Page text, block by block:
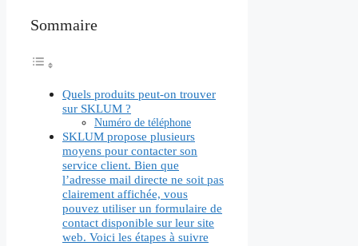
Sommaire
Quels produits peut-on trouver
sur SKLUM ?
Numéro de téléphone
SKLUM propose plusieurs
moyens pour contacter son
service client. Bien que
l’adresse mail directe ne soit pas
clairement affichée, vous
pouvez utiliser un formulaire de
contact disponible sur leur site
web. Voici les étapes à suivre